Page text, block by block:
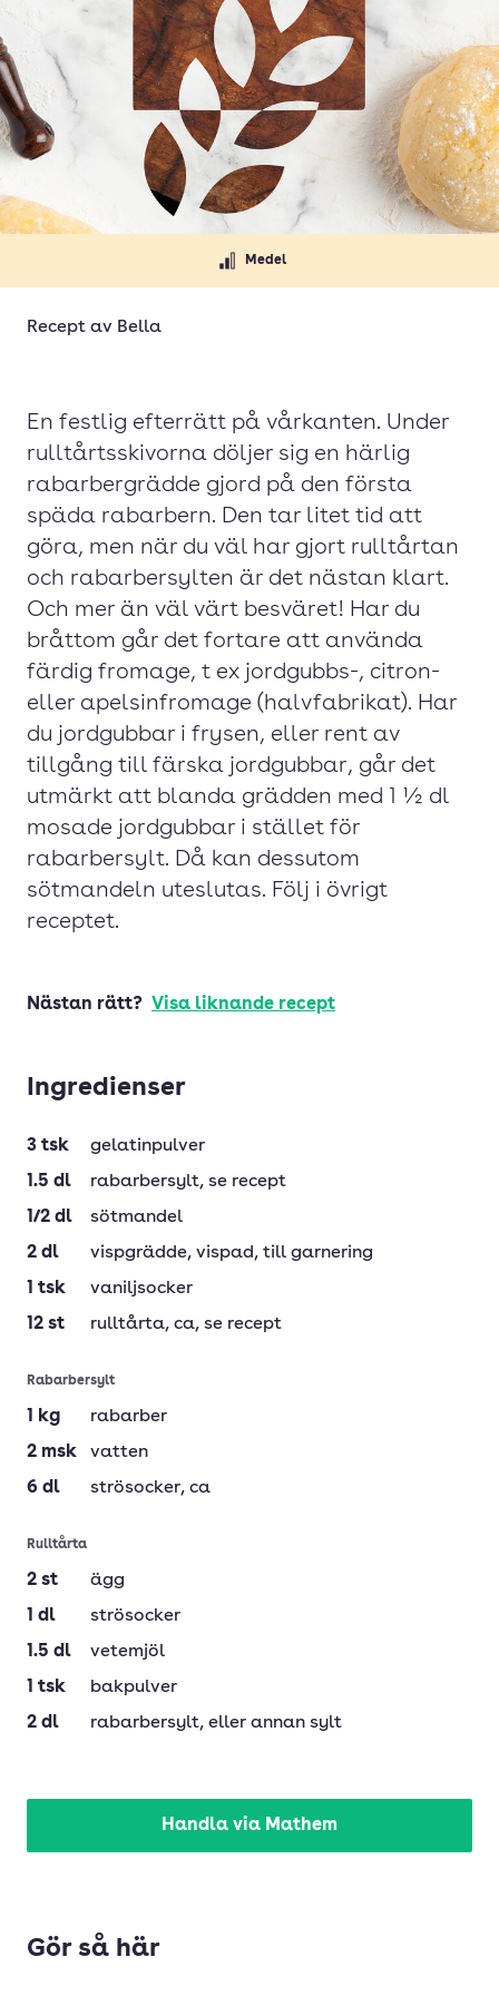
Medel
Recept av Bella
En festlig efterrätt på vårkanten. Under
rulltårtsskivorna döljer sig en härlig
rabarbergrädde gjord på den första
späda rabarbern. Den tar litet tid att
göra, men när du väl har gjort rulltårtan
och rabarbersylten är det nästan klart.
Och mer än väl värt besväret! Har du
bråttom går det fortare att använda
färdig fromage, t ex jordgubbs-, citron-
eller apelsinfromage (halvfabrikat). Har
du jordgubbar i frysen, eller rent av
tillgång till färska jordgubbar, går det
utmärkt att blanda grädden med 1 ½ dl
mosade jordgubbar i stället för
rabarbersylt. Då kan dessutom
sötmandeln uteslutas. Följ i övrigt
receptet.
Nästan rätt? Visa liknande recept
Ingredienser
3 tsk
gelatinpulver
1.5 dl rabarbersylt, se recept
1/2 dl
sötmandel
2 dl vispgrädde, vispad, till garnering
1 tsk
vaniljsocker
12 st rulltårta, ca, se recept
Rabarbersylt
1 kg
rabarber
2 msk
vatten
6 dl strösocker, ca
Rulltårta
2 st
ägg
1 dl
strösocker
1.5 dl
vetemjöl
1 tsk
bakpulver
2 dl rabarbersylt, eller annan sylt
Handla via Mathem
Gör så här